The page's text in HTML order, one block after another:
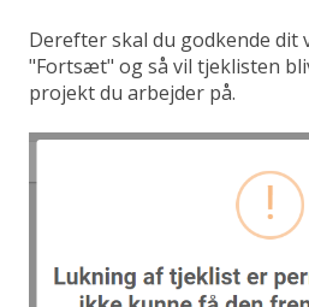
Derefter skal du godkende dit
"Fortsæt" og så vil tjeklisten
projekt du arbejder på.